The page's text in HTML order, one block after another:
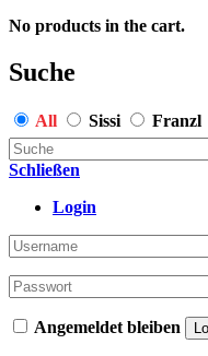
No products in the cart.
Suche
All Sissi Franzl
Schließen
Login
Angemeldet bleiben